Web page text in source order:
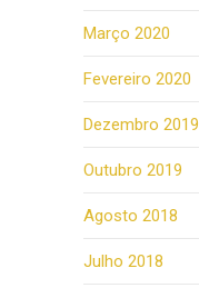
Março 2020
Fevereiro 2020
Dezembro 2019
Outubro 2019
Agosto 2018
Julho 2018